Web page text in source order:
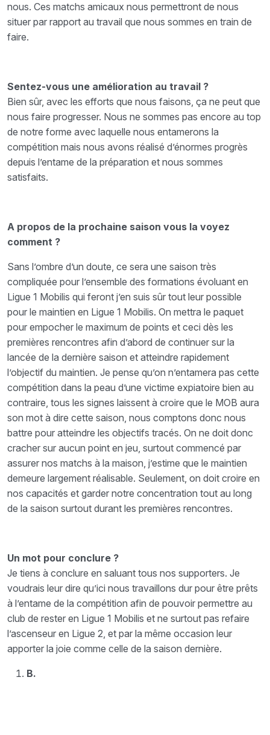
nous. Ces matchs amicaux nous permettront de nous
situer par rapport au travail que nous sommes en train de
faire.
Sentez-vous une amélioration au travail ?
Bien sûr, avec les efforts que nous faisons, ça ne peut que
nous faire progresser. Nous ne sommes pas encore au top
de notre forme avec laquelle nous entamerons la
compétition mais nous avons réalisé d’énormes progrès
depuis l’entame de la préparation et nous sommes
satisfaits.
A propos de la prochaine saison vous la voyez
comment ?
Sans l’ombre d’un doute, ce sera une saison très
compliquée pour l’ensemble des formations évoluant en
Ligue 1 Mobilis qui feront j’en suis sûr tout leur possible
pour le maintien en Ligue 1 Mobilis. On mettra le paquet
pour empocher le maximum de points et ceci dès les
premières rencontres afin d’abord de continuer sur la
lancée de la dernière saison et atteindre rapidement
l’objectif du maintien. Je pense qu’on n’entamera pas cette
compétition dans la peau d’une victime expiatoire bien au
contraire, tous les signes laissent à croire que le MOB aura
son mot à dire cette saison, nous comptons donc nous
battre pour atteindre les objectifs tracés. On ne doit donc
cracher sur aucun point en jeu, surtout commencé par
assurer nos matchs à la maison, j’estime que le maintien
demeure largement réalisable. Seulement, on doit croire en
nos capacités et garder notre concentration tout au long
de la saison surtout durant les premières rencontres.
Un mot pour conclure ?
Je tiens à conclure en saluant tous nos supporters. Je
voudrais leur dire qu’ici nous travaillons dur pour être prêts
à l’entame de la compétition afin de pouvoir permettre au
club de rester en Ligue 1 Mobilis et ne surtout pas refaire
l’ascenseur en Ligue 2, et par la même occasion leur
apporter la joie comme celle de la saison dernière.
B.